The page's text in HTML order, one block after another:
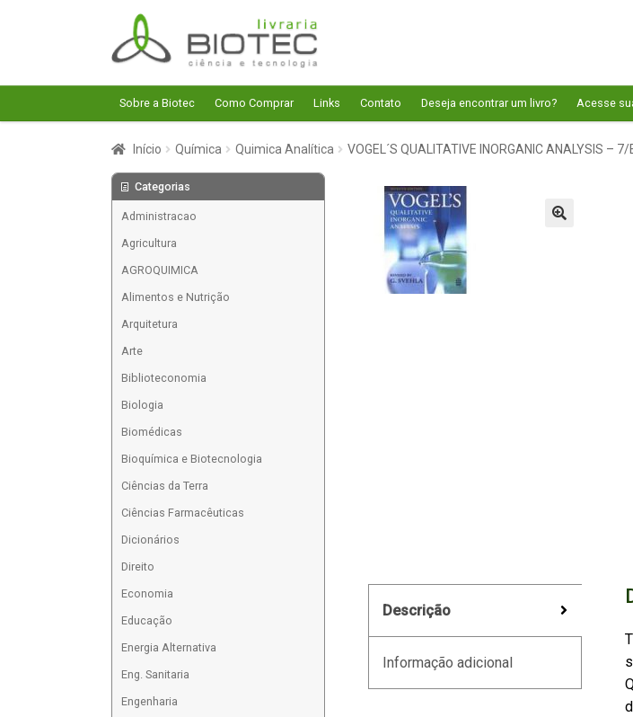
Pular
para
navegação
Pular
para
o
conteúdo
Sobre a Biotec Como Comprar Links Contato Deseja encontrar um livro? Acesse
Início Química Quimica Analítica VOGEL´S QUALITATIVE INORGANIC ANALYSIS – 7/
Descrição
Informação adicional
Categorias
Administracao
Agricultura
AGROQUIMICA
Alimentos e Nutrição
Arquitetura
Arte
Biblioteconomia
Biologia
Biomédicas
Bioquímica e Biotecnologia
Ciências da Terra
Ciências Farmacêuticas
Dicionários
Direito
Economia
Educação
Energia Alternativa
Eng. Sanitaria
Engenharia